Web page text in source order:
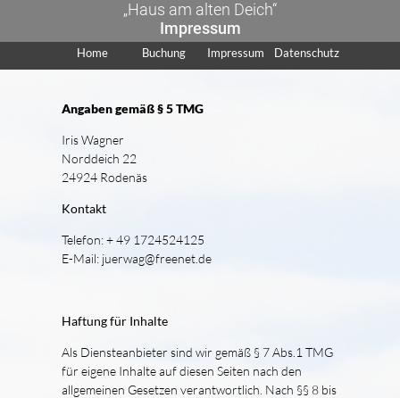
„Haus am alten Deich“
Impressum
Home Buchung Impressum Datenschutz
Angaben gemäß § 5 TMG
Iris Wagner
Norddeich 22
24924 Rodenäs
Kontakt
Telefon: + 49 1724524125
E-Mail: juerwag@freenet.de
Haftung für Inhalte
Als Diensteanbieter sind wir gemäß § 7 Abs.1 TMG
für eigene Inhalte auf diesen Seiten nach den
allgemeinen Gesetzen verantwortlich. Nach §§ 8 bis